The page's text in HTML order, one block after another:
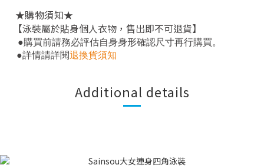
★購物須知★
【泳裝屬於貼身個人衣物，售出即不可退貨】
●購買前請務必評估自身身形確認尺寸再行購買。
●詳情請詳閱退換貨須知
Additional details